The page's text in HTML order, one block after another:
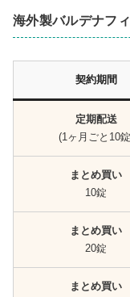
海外製バルデナフ
契約期間
定期配送
(1ヶ月ごと10
まとめ買い
10錠
まとめ買い
20錠
まとめ買い